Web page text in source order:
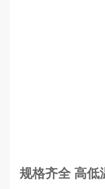
规格齐全 高低